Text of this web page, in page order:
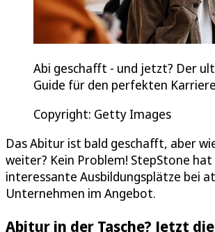
Abi geschafft - und jetzt? Der
Guide für den perfekten
Copyright: Getty Images
Das Abitur ist bald geschafft, aber
weiter? Kein Problem! StepStone hat
interessante Ausbildungsplätze bei
Unternehmen im Angebot.
Abitur in der Tasche? Jetzt